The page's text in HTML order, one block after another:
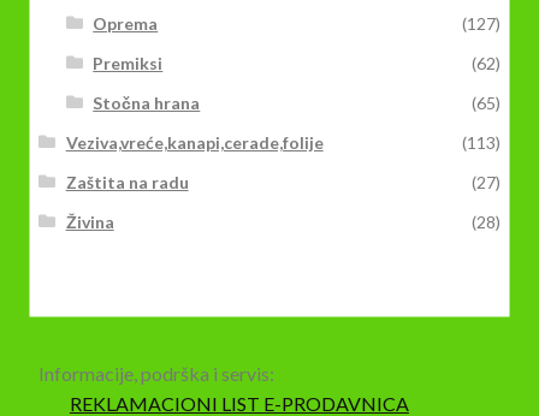
Oprema
(127)
Premiksi
(62)
Stočna hrana
(65)
Veziva,vreće,kanapi,cerade,folije
(113)
Zaštita na radu
(27)
Živina
(28)
Informacije, podrška i servis:
REKLAMACIONI LIST E-PRODAVNICA